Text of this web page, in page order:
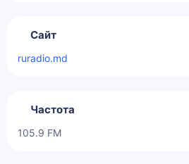
Сайт
ruradio.md
Частота
105.9 FM